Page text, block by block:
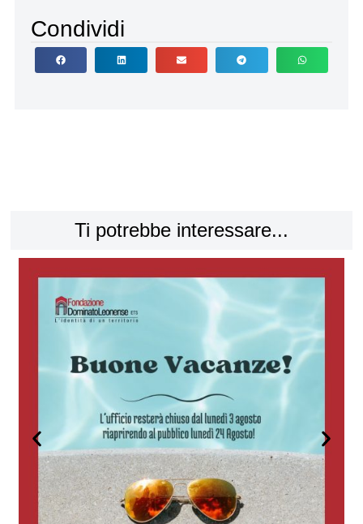
Condividi
Ti potrebbe interessare...